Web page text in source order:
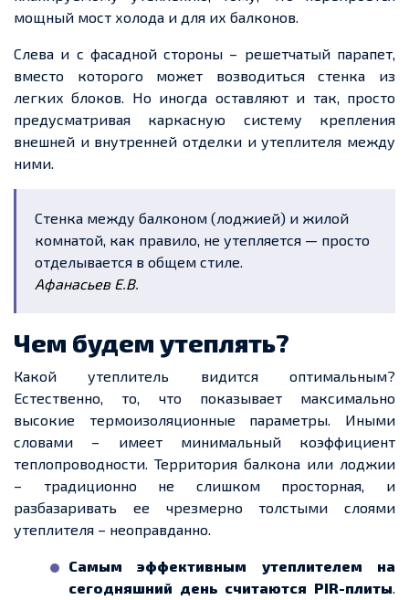
мощный мост холода и для их балконов.
Слева и с фасадной стороны – решетчатый парапет,
вместо которого может возводиться стенка из
легких блоков. Но иногда оставляют и так, просто
предусматривая каркасную систему крепления
внешней и внутренней отделки и утеплителя между
ними.
Стенка между балконом (лоджией) и жилой
комнатой, как правило, не утепляется — просто
отделывается в общем стиле.
Афанасьев Е.В.
Чем будем утеплять?
Какой утеплитель видится оптимальным?
Естественно, то, что показывает максимально
высокие термоизоляционные параметры. Иными
словами – имеет минимальный коэффициент
теплопроводности. Территория балкона или лоджии
– традиционно не слишком просторная, и
разбазаривать ее чрезмерно толстыми слоями
утеплителя – неоправданно.
Самым эффективным утеплителем на
сегодняшний день считаются PIR-плиты.